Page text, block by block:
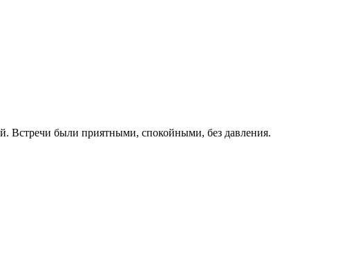
Встречи были приятными, спокойными, без давления.